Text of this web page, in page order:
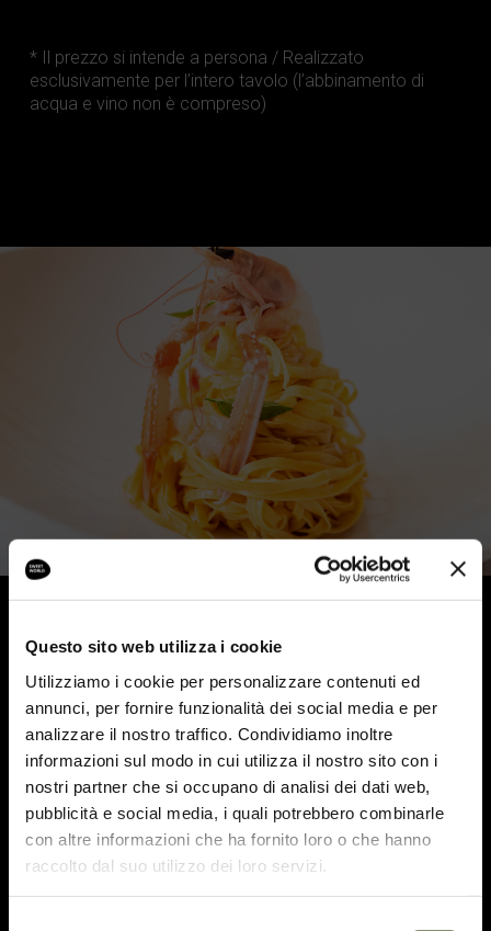
Questo sito web utilizza i cookie
Utilizziamo i cookie per personalizzare contenuti ed
annunci, per fornire funzionalità dei social media e per
analizzare il nostro traffico. Condividiamo inoltre
informazioni sul modo in cui utilizza il nostro sito con i
nostri partner che si occupano di analisi dei dati web,
pubblicità e social media, i quali potrebbero combinarle
con altre informazioni che ha fornito loro o che hanno
raccolto dal suo utilizzo dei loro servizi.
* Il prezzo si intende a persona / Realizzato
esclusivamente per l’intero tavolo (l’abbinamento di
acqua e vino non è compreso)
Creatività
La nostra selezione di ostriche
Tavolozza di crudo del giorno
Chela di maschio di granseola
Tagliolini alla “busara” di scampi crudi